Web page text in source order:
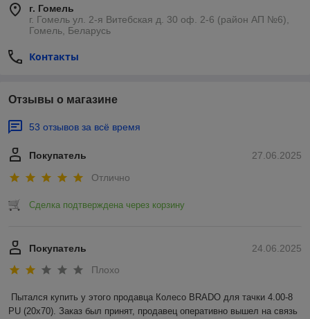
г. Гомель
г. Гомель ул. 2-я Витебская д. 30 оф. 2-6 (район АП №6),
Гомель, Беларусь
Контакты
Отзывы о магазине
53 отзывов за всё время
27.06.2025
Покупатель
Отлично
Сделка подтверждена через корзину
24.06.2025
Покупатель
Плохо
Пытался купить у этого продавца Колесо BRADO для тачки 4.00-8
PU (20x70). Заказ был принят, продавец оперативно вышел на связь